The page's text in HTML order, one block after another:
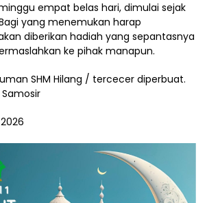
empat belas hari, dimulai sejak
yang menemukan harap
diberikan hadiah yang sepantasnya
ke pihak manapun.
SHM Hilang / tercecer diperbuat.